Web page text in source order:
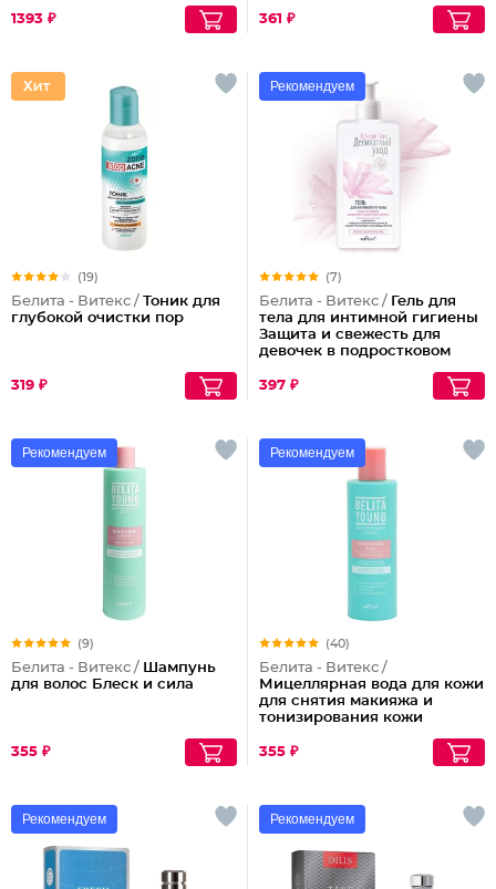
1393 ₽ 361 ₽
(19)
Белита - Витекс / Тоник для
глубокой очистки пор
319 ₽
Рекомендуем
(7)
Белита - Витекс / Гель для
тела для интимной гигиены
Защита и свежесть для
девочек в подростковом
397 ₽
Рекомендуем
(9)
Белита - Витекс / Шампунь
для волос Блеск и сила
355 ₽
Рекомендуем
(40)
Белита - Витекс /
Мицеллярная вода для кожи
для снятия макияжа и
тонизирования кожи
355 ₽
Рекомендуем Рекомендуем